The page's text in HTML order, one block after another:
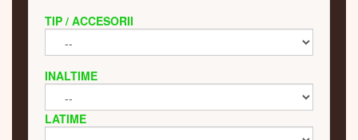
TIP / ACCESORII
INALTIME
LATIME